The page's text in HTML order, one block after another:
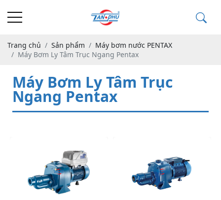
Trang chủ Sản phẩm
Máy bơm nước PENTAX
Máy Bơm Ly Tâm Trục Ngang Pentax
Máy Bơm Ly Tâm Trục
Ngang Pentax